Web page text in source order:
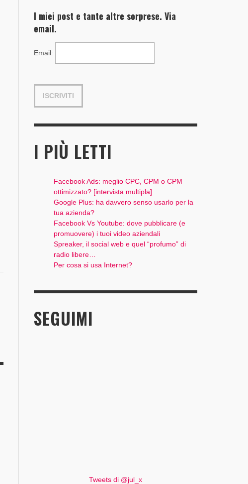
I miei post e tante altre sorprese. Via
email.
Email:
I PIÙ LETTI
Facebook Ads: meglio CPC, CPM o CPM
ottimizzato? [intervista multipla]
Google Plus: ha davvero senso usarlo per la
tua azienda?
Facebook Vs Youtube: dove pubblicare (e
promuovere) i tuoi video aziendali
Spreaker, il social web e quel “profumo” di
radio libere…
Per cosa si usa Internet?
SEGUIMI
Tweets di @jul_x